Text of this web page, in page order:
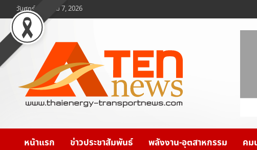
to
content
วันศุกร์, สิงหาคม 7, 2026
www.ten-news.com
หน้าแรก ข่าวประชาสัมพันธ์ พลังงาน-อุตสาหกรรม คม